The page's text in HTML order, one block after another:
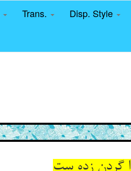
Trans. Disp. Style